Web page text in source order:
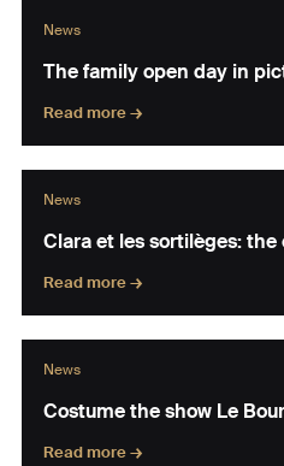
News
The family open day in
Read more →
News
Clara et les sortilèges:
Read more →
News
Costume the show Le
Read more →